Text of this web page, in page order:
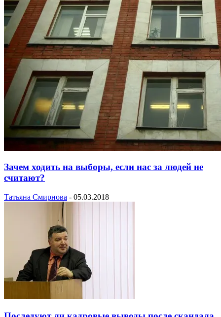
Зачем ходить на выборы, если нас за людей не
считают?
Татьяна Смирнова - 05.03.2018